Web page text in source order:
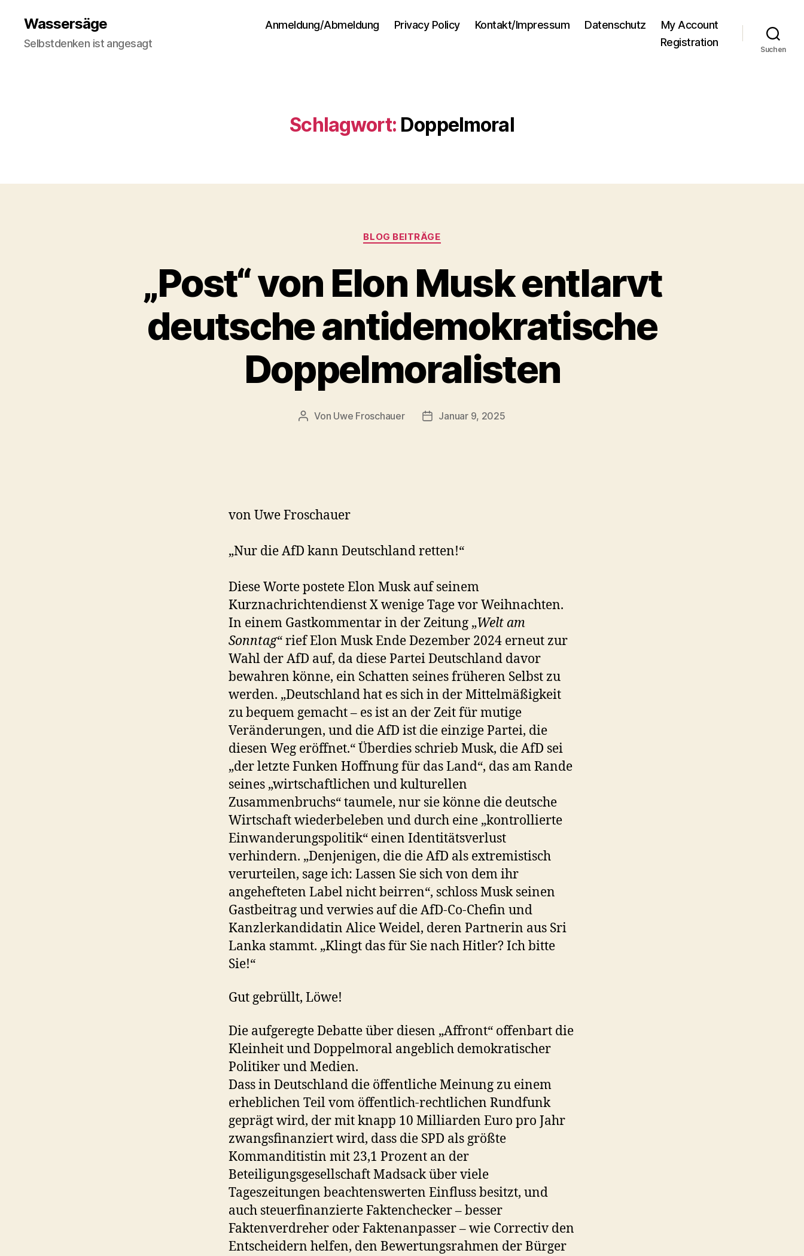
Wassersäge
Selbstdenken ist angesagt
Anmeldung/Abmeldung Privacy Policy Kontakt/Impressum Datenschutz
My Account
Registration
Suchen
Schlagwort: Doppelmoral
Kategorien
BLOG BEITRÄGE
„Post“ von Elon Musk entlarvt
deutsche antidemokratische
Doppelmoralisten
Beitragsautor
Von Uwe Froschauer Beitragsdatum
Januar 9, 2025
von Uwe Froschauer
„Nur die AfD kann Deutschland retten!“
Diese Worte postete Elon Musk auf seinem
Kurznachrichtendienst X wenige Tage vor Weihnachten.
In einem Gastkommentar in der Zeitung „Welt am
Sonntag“ rief Elon Musk Ende Dezember 2024 erneut zur
Wahl der AfD auf, da diese Partei Deutschland davor
bewahren könne, ein Schatten seines früheren Selbst zu
werden. „Deutschland hat es sich in der Mittelmäßigkeit
zu bequem gemacht – es ist an der Zeit für mutige
Veränderungen, und die AfD ist die einzige Partei, die
diesen Weg eröffnet.“ Überdies schrieb Musk, die AfD sei
„der letzte Funken Hoffnung für das Land“, das am Rande
seines „wirtschaftlichen und kulturellen
Zusammenbruchs“ taumele, nur sie könne die deutsche
Wirtschaft wiederbeleben und durch eine „kontrollierte
Einwanderungspolitik“ einen Identitätsverlust
verhindern. „Denjenigen, die die AfD als extremistisch
verurteilen, sage ich: Lassen Sie sich von dem ihr
angehefteten Label nicht beirren“, schloss Musk seinen
Gastbeitrag und verwies auf die AfD-Co-Chefin und
Kanzlerkandidatin Alice Weidel, deren Partnerin aus Sri
Lanka stammt. „Klingt das für Sie nach Hitler? Ich bitte
Sie!“
Gut gebrüllt, Löwe!
Die aufgeregte Debatte über diesen „Affront“ offenbart die
Kleinheit und Doppelmoral angeblich demokratischer
Politiker und Medien.
Dass in Deutschland die öffentliche Meinung zu einem
erheblichen Teil vom öffentlich-rechtlichen Rundfunk
geprägt wird, der mit knapp 10 Milliarden Euro pro Jahr
zwangsfinanziert wird, dass die SPD als größte
Kommanditistin mit 23,1 Prozent an der
Beteiligungsgesellschaft Madsack über viele
Tageszeitungen beachtenswerten Einfluss besitzt, und
auch steuerfinanzierte Faktenchecker – besser
Faktenverdreher oder Faktenanpasser – wie Correctiv den
Entscheidern helfen, den Bewertungsrahmen der Bürger